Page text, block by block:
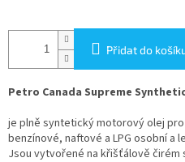
Přidat do
Petro Canada Supreme
je plně syntetický motorový olej
benzínové, naftové a LPG osobní a
Jsou vytvořené na křišťálově